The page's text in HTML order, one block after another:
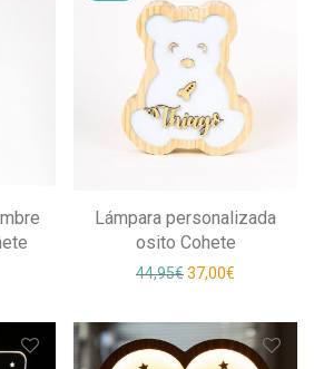
original era: 19,95€.
El precio actual es: 14,50€.
Lámpara personalizada
osito Cohete
44,95€El precio original
37,00€